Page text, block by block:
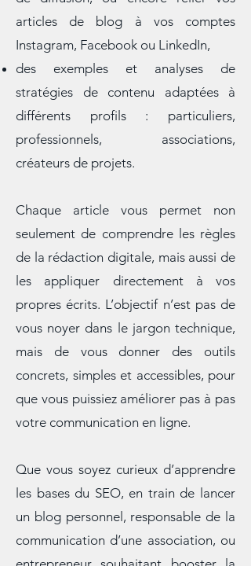
impactantes, trouver le bon rythme
de diffusion, ou encore relier vos
articles de blog à vos comptes
Instagram, Facebook ou LinkedIn,
des exemples et analyses de
stratégies de contenu adaptées à
différents profils : particuliers,
professionnels, associations,
Chaque article vous permet non
seulement de comprendre les règles
de la rédaction digitale, mais aussi de
les appliquer directement à vos
propres écrits. L’objectif n’est pas de
mais de vous donner des outils
concrets, simples et accessibles, pour
que vous puissiez améliorer pas à pas
Que vous soyez curieux d’apprendre
les bases du SEO, en train de lancer
un blog personnel, responsable de la